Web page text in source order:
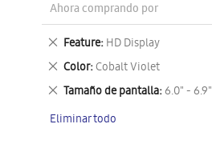
Ahora comprando por
Feature HD Display
Eliminar
este
artículo
Color Cobalt Violet
Eliminar
este
artículo
Tamaño de pantalla 6.0" - 6.9"
Eliminar
artículo
Eliminar todo